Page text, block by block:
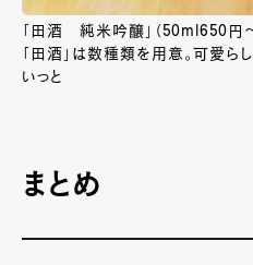
「田酒 純米吟醸」（50ml650円
「田酒」は数種類を用意。可愛ら
いっと
まとめ